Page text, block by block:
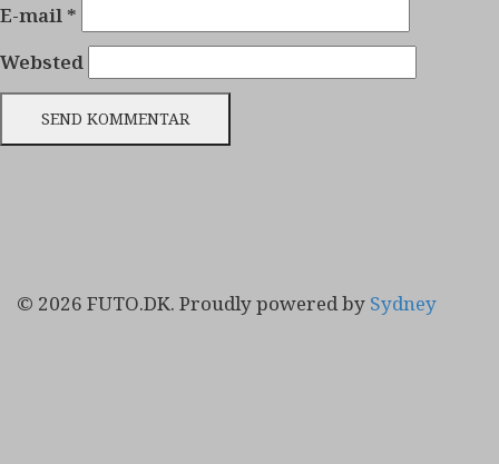
E-mail *
Websted
© 2026 FUTO.DK. Proudly powered by Sydney